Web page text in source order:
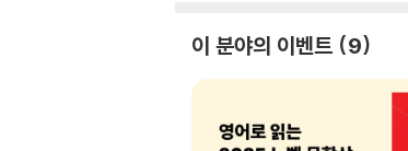
이 분야의 이벤트 9